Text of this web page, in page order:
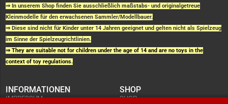
⇒ In unserem Shop finden Sie ausschließlich maßstabs- und originalgetreue
Kleinmodelle für den erwachsenen Sammler/Modellbauer.
⇒ Diese sind nicht für Kinder unter 14 Jahren geeignet und gelten nicht als Spielzeug
im Sinne der Spielzeugrichtlinien.
⇒ They are suitable not for children under the age of 14 and are no toys in the
context of toy regulations.
INFORMATIONEN
IMPRESSUM
SHOP
SHOP